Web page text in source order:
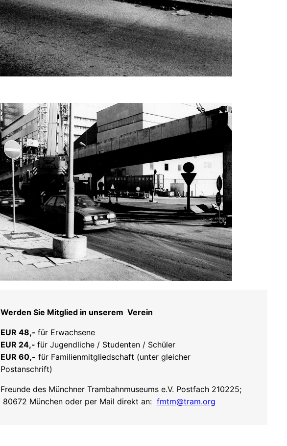
Werden Sie Mitglied in unserem Verein
EUR 48,- für Erwachsene
EUR 24,- für Jugendliche / Studenten / Schüler
EUR 60,- für Familienmitgliedschaft (unter gleicher
Postanschrift)
Freunde des Münchner Trambahnmuseums e.V. Postfach 210225;
80672 München oder per Mail direkt an: fmtm@tram.org